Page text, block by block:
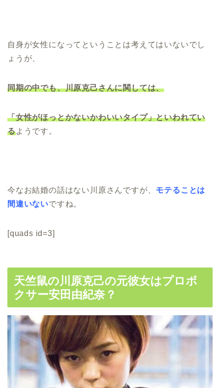
自身が女性になってということは考えてはいないでし
ょうが、
同期の中でも、川原克己さんに関しては、
「女性がほっとかないかわいいタイプ」といわれてい
るようです。
今なお結婚の話はない川原さんですが、 モテることは
間違いないですね。
[quads id=3]
天竺鼠の川原克己の元彼女はプロボ
クサー安田由紀奈？